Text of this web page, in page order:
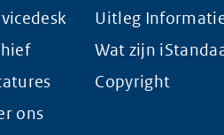
ons
Uitleg
Wat zijn
Copyright